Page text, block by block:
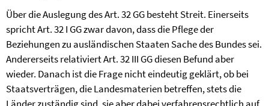
Über die Auslegung des Art. 32 GG besteht Streit. Einerseits
spricht Art. 32 I GG zwar davon, dass die Pflege der
Beziehungen zu ausländischen Staaten Sache des Bundes sei.
Andererseits relativiert Art. 32 III GG diesen Befund aber
wieder. Danach ist die Frage nicht eindeutig geklärt, ob bei
Staatsverträgen, die Landesmaterien betreffen, stets die